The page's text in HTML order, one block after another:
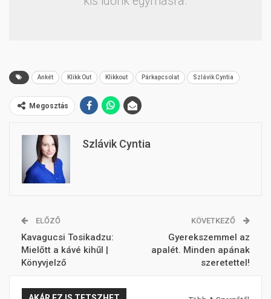
Ankét Klikk Out Klikkout Párkapcsolat Szlávik Cyntia
Megosztás
Szlávik Cyntia
ELŐZŐ
Kavagucsi Tosikadzu:
Mielőtt a kávé kihűl |
Könyvjelző
KÖVETKEZŐ
Gyerekszemmel az
apalét. Minden apának
szeretettel!